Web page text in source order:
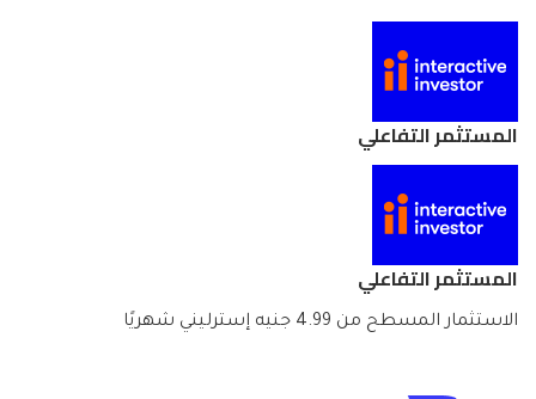
المستثمر التفاعلي
المستثمر التفاعلي
الاستثمار المسطح من 4.99 جنيه إسترليني شهريًا